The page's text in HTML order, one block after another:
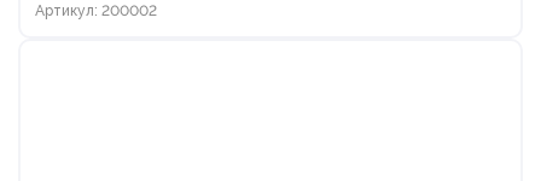
Артикул: 200002